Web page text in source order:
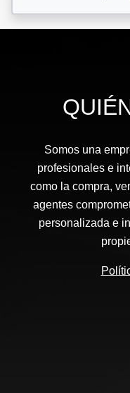
Somos una
profesionales e
como la compra,
agentes
personalizada e